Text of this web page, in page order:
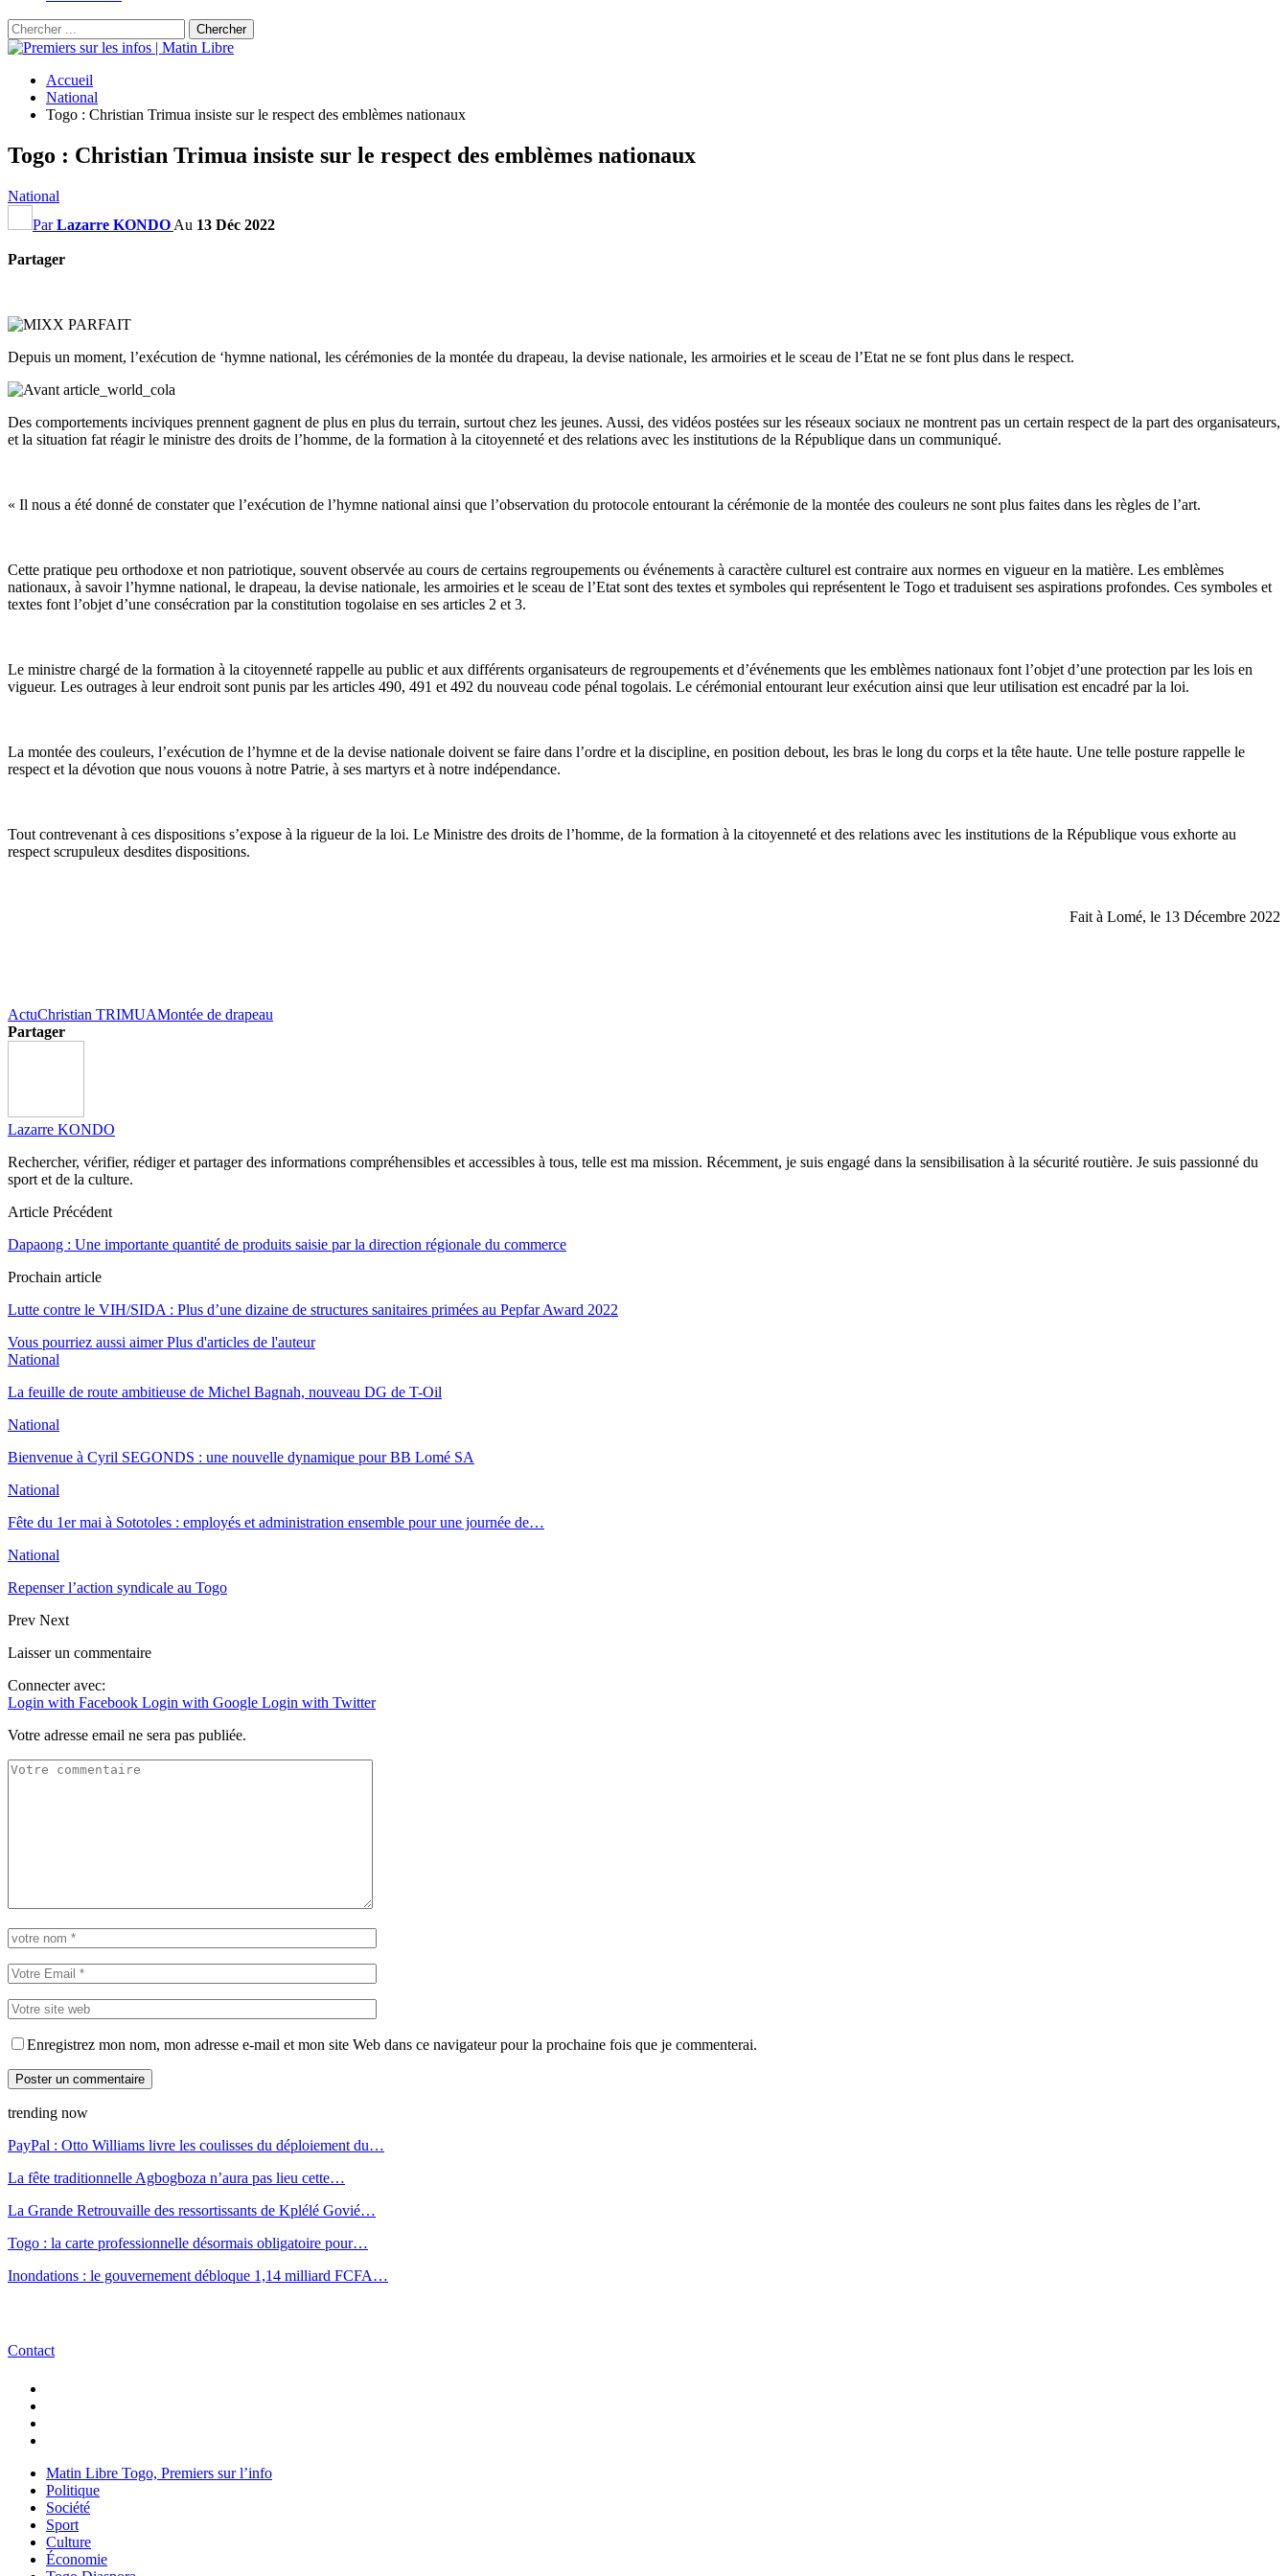
Accueil
National
Togo : Christian Trimua insiste sur le respect des emblèmes nationaux
Togo : Christian Trimua insiste sur le respect des emblèmes nationaux
National
ParLazarre KONDO Au 13 Déc 2022
Partager
Depuis un moment, l’exécution de ‘hymne national, les cérémonies de la montée du drapeau, la devise nationale, les armoiries et le sceau de l’Etat ne se font plus dans le respect.
Des comportements inciviques prennent gagnent de plus en plus du terrain, surtout chez les jeunes. Aussi, des vidéos postées sur les réseaux sociaux ne montrent pas un certain respect de la part des organisateurs,
et la situation fat réagir le ministre des droits de l’homme, de la formation à la citoyenneté et des relations avec les institutions de la République dans un communiqué.
« Il nous a été donné de constater que l’exécution de l’hymne national ainsi que l’observation du protocole entourant la cérémonie de la montée des couleurs ne sont plus faites dans les règles de l’art.
Cette pratique peu orthodoxe et non patriotique, souvent observée au cours de certains regroupements ou événements à caractère culturel est contraire aux normes en vigueur en la matière. Les emblèmes
nationaux, à savoir l’hymne national, le drapeau, la devise nationale, les armoiries et le sceau de l’Etat sont des textes et symboles qui représentent le Togo et traduisent ses aspirations profondes. Ces symboles et
textes font l’objet d’une consécration par la constitution togolaise en ses articles 2 et 3.
Le ministre chargé de la formation à la citoyenneté rappelle au public et aux différents organisateurs de regroupements et d’événements que les emblèmes nationaux font l’objet d’une protection par les lois en
vigueur. Les outrages à leur endroit sont punis par les articles 490, 491 et 492 du nouveau code pénal togolais. Le cérémonial entourant leur exécution ainsi que leur utilisation est encadré par la loi.
La montée des couleurs, l’exécution de l’hymne et de la devise nationale doivent se faire dans l’ordre et la discipline, en position debout, les bras le long du corps et la tête haute. Une telle posture rappelle le
respect et la dévotion que nous vouons à notre Patrie, à ses martyrs et à notre indépendance.
Tout contrevenant à ces dispositions s’expose à la rigueur de la loi. Le Ministre des droits de l’homme, de la formation à la citoyenneté et des relations avec les institutions de la République vous exhorte au
respect scrupuleux desdites dispositions.
Fait à Lomé, le 13 Décembre 2022
ActuChristian TRIMUAMontée de drapeau
Partager
Lazarre KONDO
Rechercher, vérifier, rédiger et partager des informations compréhensibles et accessibles à tous, telle est ma mission. Récemment, je suis engagé dans la sensibilisation à la sécurité routière. Je suis passionné du
sport et de la culture.
Article Précédent
Dapaong : Une importante quantité de produits saisie par la direction régionale du commerce
Prochain article
Lutte contre le VIH/SIDA : Plus d’une dizaine de structures sanitaires primées au Pepfar Award 2022
Vous pourriez aussi aimer Plus d'articles de l'auteur
National
La feuille de route ambitieuse de Michel Bagnah, nouveau DG de T-Oil
National
Bienvenue à Cyril SEGONDS : une nouvelle dynamique pour BB Lomé SA
National
Fête du 1er mai à Sototoles : employés et administration ensemble pour une journée de…
National
Repenser l’action syndicale au Togo
Prev Next
Laisser un commentaire
Connecter avec:
Login with Facebook Login with Google Login with Twitter
Votre adresse email ne sera pas publiée.
Enregistrez mon nom, mon adresse e-mail et mon site Web dans ce navigateur pour la prochaine fois que je commenterai.
trending now
PayPal : Otto Williams livre les coulisses du déploiement du…
La fête traditionnelle Agbogboza n’aura pas lieu cette…
La Grande Retrouvaille des ressortissants de Kplélé Govié…
Togo : la carte professionnelle désormais obligatoire pour…
Inondations : le gouvernement débloque 1,14 milliard FCFA…
Contact
Matin Libre Togo, Premiers sur l’info
Politique
Société
Sport
Culture
Économie